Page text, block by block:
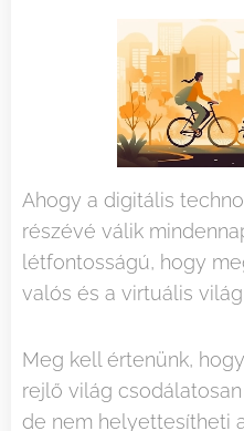
Ahogy a digitális
részévé válik
létfontosságú, hogy
valós és a virtuális
Meg kell értenünk,
rejlő világ
de nem helyettesítheti